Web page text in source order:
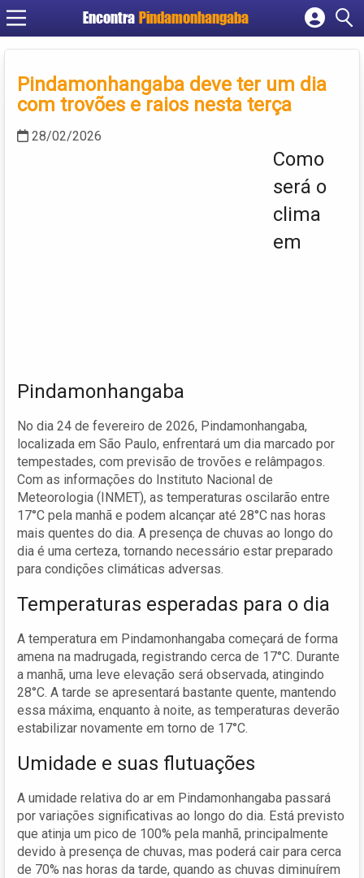
Encontra Pindamonhangaba
Cadastrar empresa
Criar conta
Pindamonhangaba deve ter um dia
com trovões e raios nesta terça
28/02/2026
Como
será o
clima
em
Pindamonhangaba
No dia 24 de fevereiro de 2026, Pindamonhangaba,
localizada em São Paulo, enfrentará um dia marcado por
tempestades, com previsão de trovões e relâmpagos.
Com as informações do Instituto Nacional de
Meteorologia (INMET), as temperaturas oscilarão entre
17°C pela manhã e podem alcançar até 28°C nas horas
mais quentes do dia. A presença de chuvas ao longo do
dia é uma certeza, tornando necessário estar preparado
para condições climáticas adversas.
Temperaturas esperadas para o dia
A temperatura em Pindamonhangaba começará de forma
amena na madrugada, registrando cerca de 17°C. Durante
a manhã, uma leve elevação será observada, atingindo
28°C. A tarde se apresentará bastante quente, mantendo
essa máxima, enquanto à noite, as temperaturas deverão
estabilizar novamente em torno de 17°C.
Umidade e suas flutuações
A umidade relativa do ar em Pindamonhangaba passará
por variações significativas ao longo do dia. Está previsto
que atinja um pico de 100% pela manhã, principalmente
devido à presença de chuvas, mas poderá cair para cerca
de 70% nas horas da tarde, quando as chuvas diminuírem